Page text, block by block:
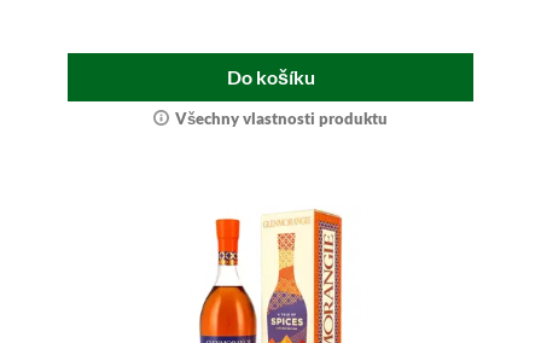
Do košíku
Všechny vlastnosti produktu